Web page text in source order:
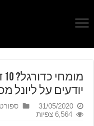
יודעים על ליונל
31/05/2020 ספורט
6,564 צפיות